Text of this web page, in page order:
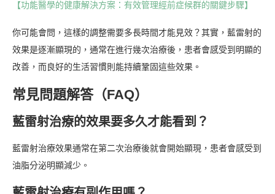
【功能醫學的健康解決方案：有效管理經前症候群的關鍵步驟】
你可能會問，這樣的調整需要多長時間才能見效？其實，藍雷射的
效果是逐漸顯現的，通常在進行幾次治療後，患者會感受到明顯的
改善，而良好的生活習慣則能持續鞏固這些效果。
常見問題解答（FAQ）
藍雷射治療的效果要多久才能看到？
藍雷射治療效果通常在第二次治療後就會開始顯現，患者會感受到
油脂分泌明顯減少。